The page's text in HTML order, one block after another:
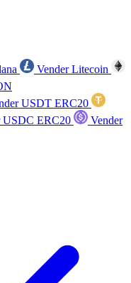
Vender Litecoin
USDT ERC20
USDC ERC20
Vender